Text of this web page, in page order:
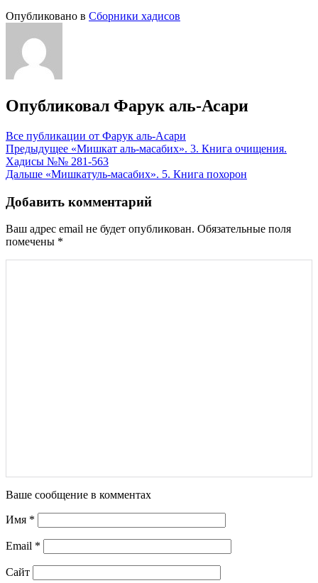
Опубликовано в Сборники хадисов
Опубликовал Фарук аль-Асари
Все публикации от Фарук аль-Асари
Навигация
по
Предыдущее «Мишкат аль-масабих». 3. Книга очищения.
Хадисы №№ 281-563
Дальше «Мишкатуль-масабих». 5. Книга похорон
Добавить комментарий
Ваш адрес email не будет опубликован. Обязательные поля
помечены *
Ваше сообщение в комментах
Имя *
Email *
Сайт